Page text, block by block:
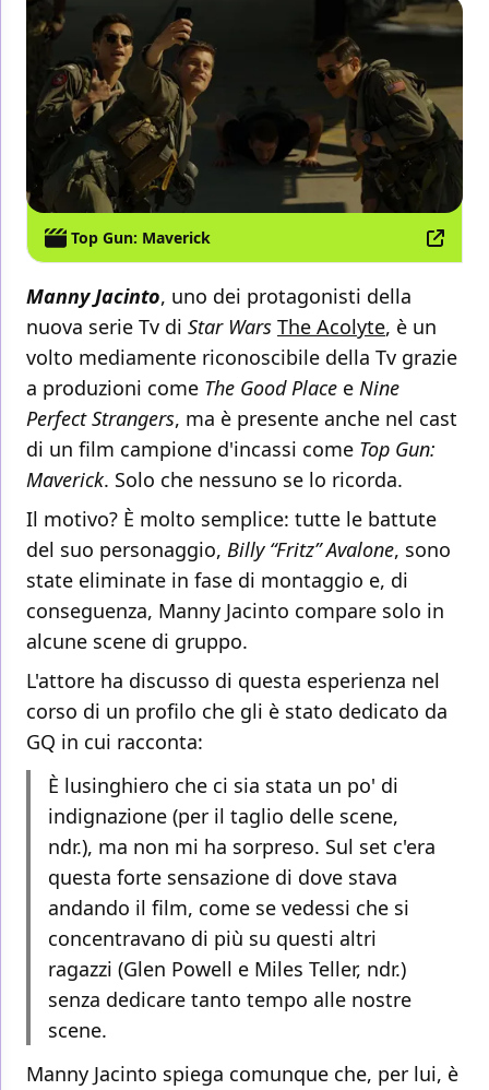
Top Gun: Maverick
Manny Jacinto, uno dei protagonisti della
nuova serie Tv di Star Wars The Acolyte, è un
volto mediamente riconoscibile della Tv grazie
a produzioni come The Good Place e Nine
Perfect Strangers, ma è presente anche nel cast
di un film campione d'incassi come Top Gun:
Maverick. Solo che nessuno se lo ricorda.
Il motivo? È molto semplice: tutte le battute
del suo personaggio, Billy “Fritz” Avalone, sono
state eliminate in fase di montaggio e, di
conseguenza, Manny Jacinto compare solo in
alcune scene di gruppo.
L'attore ha discusso di questa esperienza nel
corso di un profilo che gli è stato dedicato da
GQ in cui racconta:
È lusinghiero che ci sia stata un po' di
indignazione (per il taglio delle scene,
ndr.), ma non mi ha sorpreso. Sul set c'era
questa forte sensazione di dove stava
andando il film, come se vedessi che si
concentravano di più su questi altri
ragazzi (Glen Powell e Miles Teller, ndr.)
senza dedicare tanto tempo alle nostre
scene.
Manny Jacinto spiega comunque che, per lui, è